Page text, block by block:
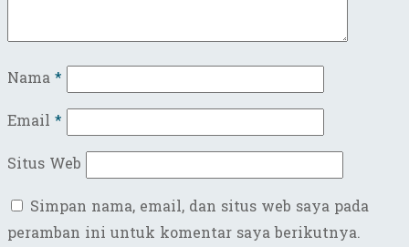
Nama*
Email *
Situs Web
Simpan nama, email, dan situs web saya pada
peramban ini untuk komentar saya berikutnya.